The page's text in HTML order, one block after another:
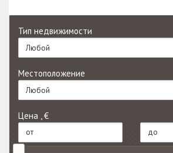
Тип недвижимости
Любой
Местоположение
Любой
Цена , €